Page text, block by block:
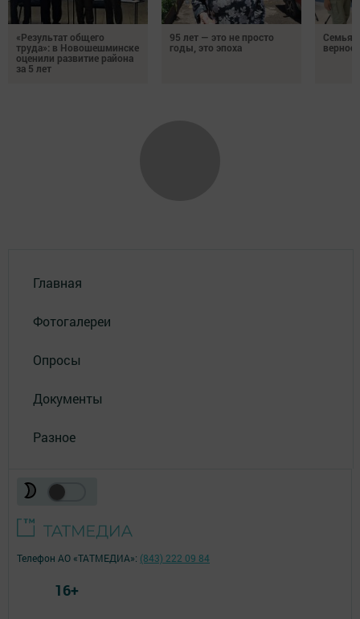
«Результат общего
труда»: в Новошешминске
оценили развитие района
за 5 лет
95 лет — это не просто
годы, это эпоха
Семья
Главная
Фотогалереи
Опросы
Документы
Разное
Телефон АО «ТАТМЕДИА»: (843) 222 09 84
16+